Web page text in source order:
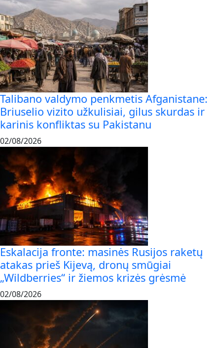
Talibano valdymo penkmetis Afganistane:
Briuselio vizito užkulisiai, gilus skurdas ir
karinis konfliktas su Pakistanu
02/08/2026
Eskalacija fronte: masinės Rusijos raketų
atakas prieš Kijevą, dronų smūgiai
„Wildberries“ ir žiemos krizės grėsmė
02/08/2026